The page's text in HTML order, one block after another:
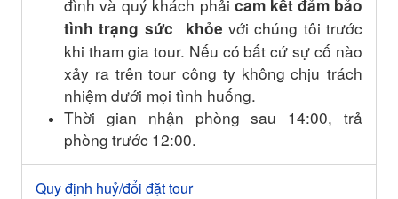
đình và quý khách phải cam kết đảm bảo
tình trạng sức khỏe với chúng tôi trước
khi tham gia tour. Nếu có bất cứ sự cố nào
xảy ra trên tour công ty không chịu trách
nhiệm dưới mọi tình huống.
Thời gian nhận phòng sau 14:00, trả
phòng trước 12:00.
Quy định huỷ/đổi đặt tour